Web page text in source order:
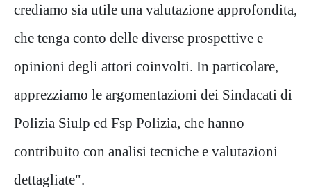
crediamo sia utile una valutazione approfondita,
che tenga conto delle diverse prospettive e
opinioni degli attori coinvolti. In particolare,
apprezziamo le argomentazioni dei Sindacati di
Polizia Siulp ed Fsp Polizia, che hanno
contribuito con analisi tecniche e valutazioni
dettagliate".